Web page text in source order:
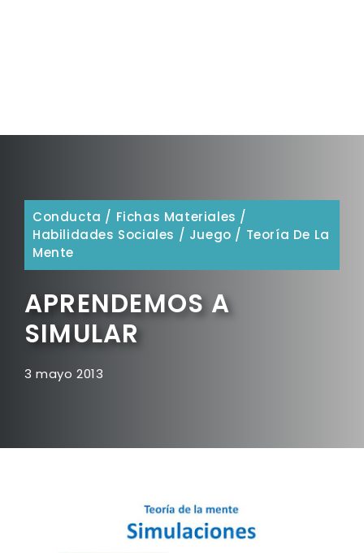
Conducta / Fichas Materiales /
Habilidades Sociales / Juego / Teoría De La
Mente
APRENDEMOS A
SIMULAR
3 mayo 2013